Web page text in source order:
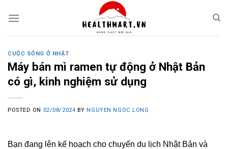
CUỘC SỐNG Ở NHẬT
Máy bán mì ramen tự động ở Nhật Bản
có gì, kinh nghiệm sử dụng
POSTED ON 02/08/2024 BY NGUYEN NGOC LONG
Bạn đang lên kế hoạch cho chuyến du lịch Nhật Bản và